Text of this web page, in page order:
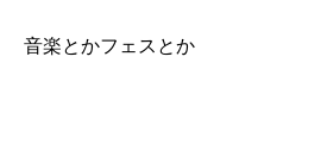
音楽とかフェスとか